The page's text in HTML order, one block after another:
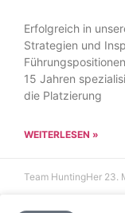
Erfolgreich in
Strategien und
15 Jahren
die Platzierung
WEITERLESEN »
Team HuntingHer 23.